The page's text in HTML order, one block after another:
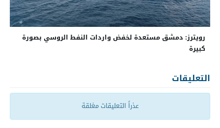
رويترز: دمشق مستعدة لخفض واردات النفط الروسي بصورة
كبيرة
التعليقات
عذراً التعليقات مغلقة